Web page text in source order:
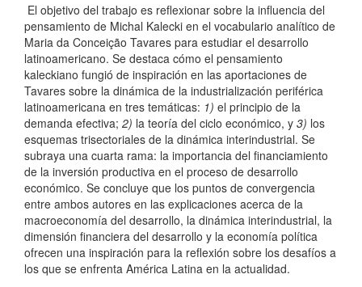
El objetivo del trabajo es reflexionar sobre la influencia del
pensamiento de Michal Kalecki en el vocabulario analítico de
Maria da Conceição Tavares para estudiar el desarrollo
latinoamericano. Se destaca cómo el pensamiento
kaleckiano fungió de inspiración en las aportaciones de
Tavares sobre la dinámica de la industrialización periférica
latinoamericana en tres temáticas: 1) el principio de la
demanda efectiva; 2) la teoría del ciclo económico, y 3) los
esquemas trisectoriales de la dinámica interindustrial. Se
subraya una cuarta rama: la importancia del financiamiento
de la inversión productiva en el proceso de desarrollo
económico. Se concluye que los puntos de convergencia
entre ambos autores en las explicaciones acerca de la
macroeconomía del desarrollo, la dinámica interindustrial, la
dimensión financiera del desarrollo y la economía política
ofrecen una inspiración para la reflexión sobre los desafíos a
los que se enfrenta América Latina en la actualidad.